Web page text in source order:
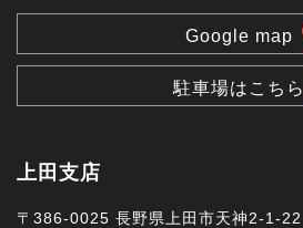
Google map
駐車場はこちら
上田支店
〒386-0025 長野県上田市天神2-1-22